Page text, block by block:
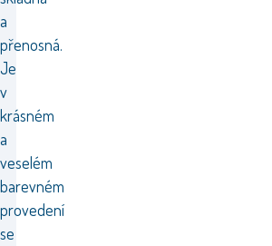
a
přenosná.
Je
v
krásném
a
veselém
barevném
provedení
se